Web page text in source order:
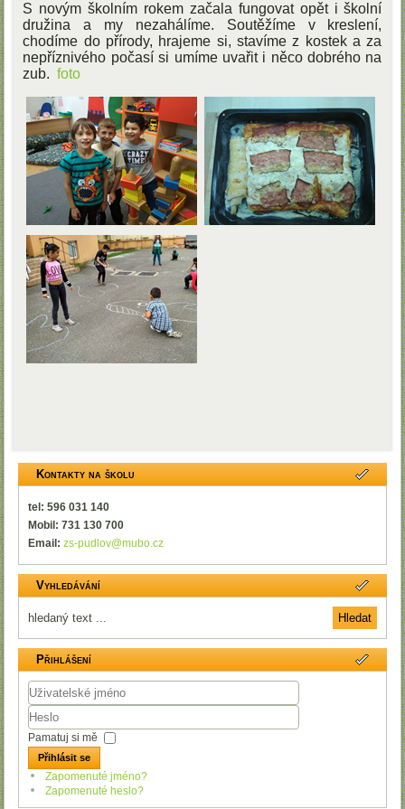
S novým školním rokem začala fungovat opět i školní
družina a my nezahálíme. Soutěžíme v kreslení,
chodíme do přírody, hrajeme si, stavíme z kostek a za
nepříznivého počasí si umíme uvařit i něco dobrého na
zub.foto
Kontakty na školu
tel: 596 031 140
Mobil: 731 130 700
Email:zs-pudlov@mubo.cz
Vyhledávání
Přihlášení
Uživatelské
jméno
Heslo
Pamatuj si mě
Přihlásit se
Zapomenuté jméno?
Zapomenuté heslo?